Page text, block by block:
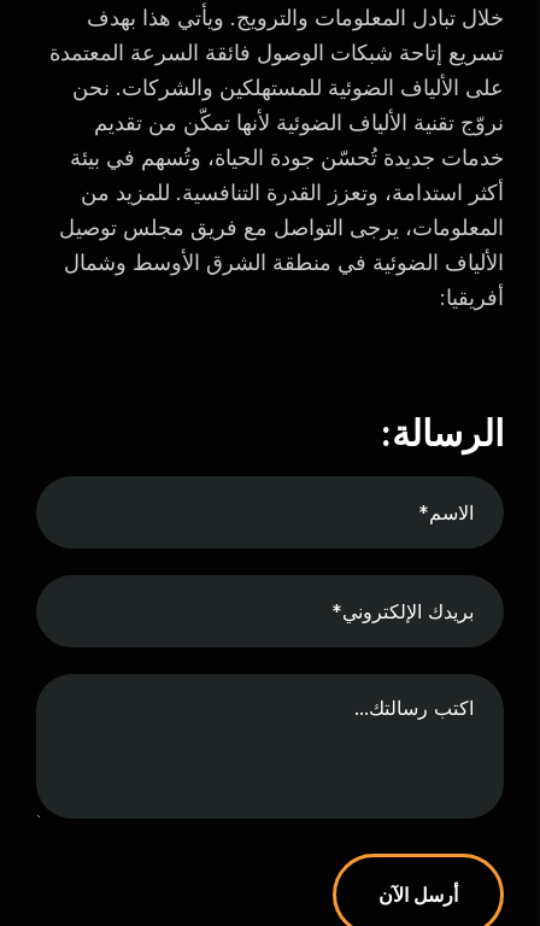
خلال تبادل المعلومات والترويج. ويأتي هذا بهدف
تسريع إتاحة شبكات الوصول فائقة السرعة المعتمدة
على الألياف الضوئية للمستهلكين والشركات. نحن
نروّج تقنية الألياف الضوئية لأنها تمكّن من تقديم
خدمات جديدة تُحسّن جودة الحياة، وتُسهم في بيئة
أكثر استدامة، وتعزز القدرة التنافسية. للمزيد من
المعلومات، يرجى التواصل مع فريق مجلس توصيل
الألياف الضوئية في منطقة الشرق الأوسط وشمال
أفريقيا:
الرسالة:
أرسل الآن